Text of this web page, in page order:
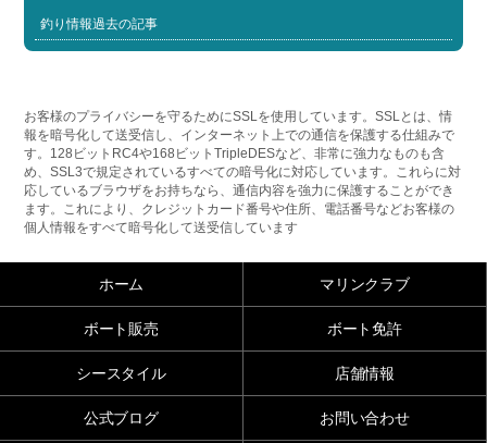
釣り情報過去の記事
お客様のプライバシーを守るためにSSLを使用しています。SSLとは、情
報を暗号化して送受信し、インターネット上での通信を保護する仕組みで
す。128ビットRC4や168ビットTripleDESなど、非常に強力なものも含
め、SSL3で規定されているすべての暗号化に対応しています。これらに対
応しているブラウザをお持ちなら、通信内容を強力に保護することができ
ます。これにより、クレジットカード番号や住所、電話番号などお客様の
個人情報をすべて暗号化して送受信しています
ホーム マリンクラブ
ボート販売 ボート免許
シースタイル 店舗情報
公式ブログ お問い合わせ